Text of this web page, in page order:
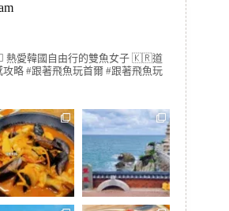
熱愛韓國自由行的雙魚女子 🇰🇷道
攻略 #跟著飛魚玩首爾 #跟著飛魚玩